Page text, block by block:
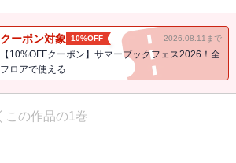
クーポン対象 10%OFF 2026.08.11まで
【10%OFFクーポン】サマーブックフェス2026！全
フロアで使える
この作品の1巻